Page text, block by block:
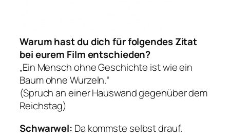
Warum hast du dich für folgendes Zitat
bei eurem Film entschieden?
„Ein Mensch ohne Geschichte ist wie ein
Baum ohne Wurzeln.“
(Spruch an einer Hauswand gegenüber dem
Reichstag)
Schwarwel: Da kommste selbst drauf.